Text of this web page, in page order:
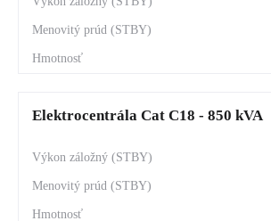
Elektrocentrála Cat C18 - 850 kVA